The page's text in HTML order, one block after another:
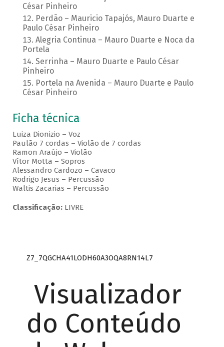
César Pinheiro
Perdão – Mauricio Tapajós, Mauro Duarte e
Paulo César Pinheiro
Alegria Continua – Mauro Duarte e Noca da
Portela
Serrinha – Mauro Duarte e Paulo César
Pinheiro
Portela na Avenida – Mauro Duarte e Paulo
César Pinheiro
Ficha técnica
Luiza Dionizio – Voz
Paulão 7 cordas – Violão de 7 cordas
Ramon Araújo – Violão
Vítor Motta – Sopros
Alessandro Cardozo – Cavaco
Rodrigo Jesus – Percussão
Waltis Zacarias – Percussão
Classificação:LIVRE
Z7_7QGCHA41LODH60A3OQA8RN14L7
Visualizador
do Conteúdo